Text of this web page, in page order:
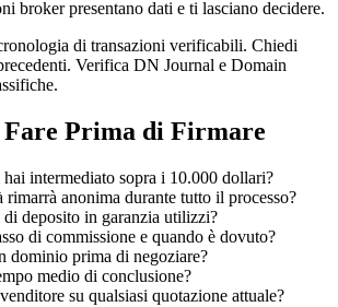
broker presentano dati e ti lasciano decidere.
di transazioni verificabili. Chiedi
Verifica DN Journal e Domain
Fare Prima di Firmare
intermediato sopra i 10.000 dollari?
rimarrà anonima durante tutto il processo?
deposito in garanzia utilizzi?
di commissione e quando è dovuto?
dominio prima di negoziare?
medio di conclusione?
su qualsiasi quotazione attuale?